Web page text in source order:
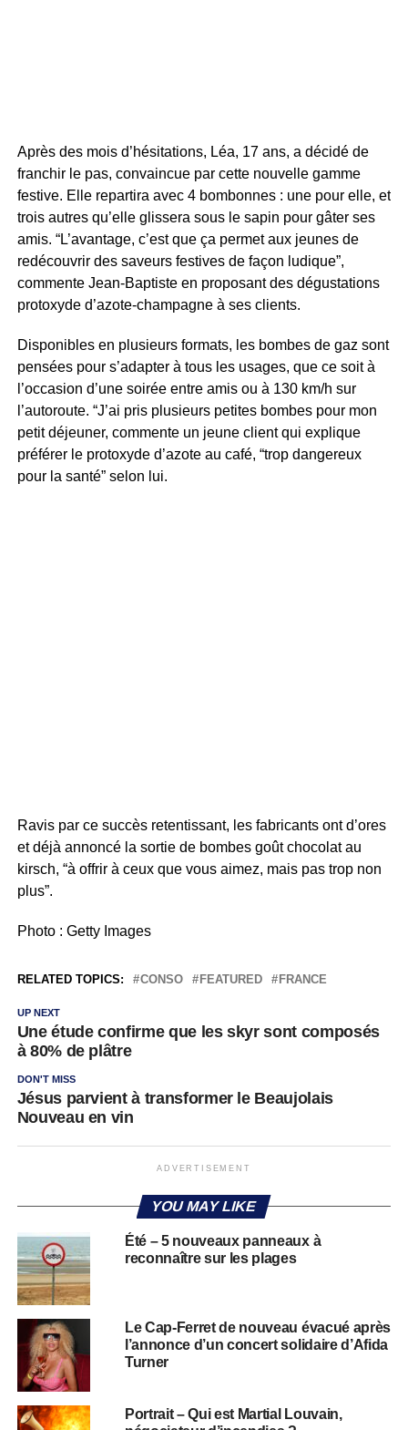
Après des mois d’hésitations, Léa, 17 ans, a décidé de
franchir le pas, convaincue par cette nouvelle gamme
festive. Elle repartira avec 4 bombonnes : une pour elle, et
trois autres qu’elle glissera sous le sapin pour gâter ses
amis. “L’avantage, c’est que ça permet aux jeunes de
redécouvrir des saveurs festives de façon ludique”,
commente Jean-Baptiste en proposant des dégustations
protoxyde d’azote-champagne à ses clients.
Disponibles en plusieurs formats, les bombes de gaz sont
pensées pour s’adapter à tous les usages, que ce soit à
l’occasion d’une soirée entre amis ou à 130 km/h sur
l’autoroute. “J’ai pris plusieurs petites bombes pour mon
petit déjeuner, commente un jeune client qui explique
préférer le protoxyde d’azote au café, “trop dangereux
pour la santé” selon lui.
Ravis par ce succès retentissant, les fabricants ont d’ores
et déjà annoncé la sortie de bombes goût chocolat au
kirsch, “à offrir à ceux que vous aimez, mais pas trop non
plus”.
Photo : Getty Images
RELATED TOPICS: CONSO FEATURED FRANCE
UP NEXT
Une étude confirme que les skyr sont composés
à 80% de plâtre
DON'T MISS
Jésus parvient à transformer le Beaujolais
Nouveau en vin
ADVERTISEMENT
YOU MAY LIKE
Été – 5 nouveaux panneaux à
reconnaître sur les plages
Le Cap-Ferret de nouveau évacué après
l’annonce d’un concert solidaire d’Afida
Turner
Portrait – Qui est Martial Louvain,